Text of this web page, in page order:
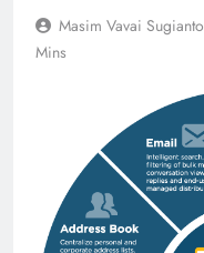
Masim Vavai Sugianto
Mins